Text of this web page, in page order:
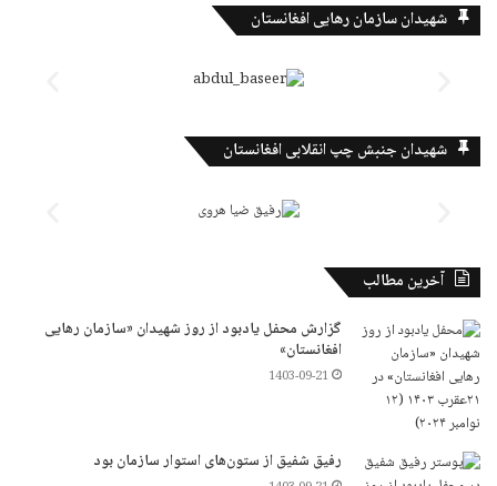
شهیدان سازمان رهایی افغانستان
شهیدان جنبش چپ انقلابی افغانستان
آخرین مطالب
گزارش محفل یادبود از روز شهیدان «سازمان رهایی
افغانستان»
1403-09-21
رفیق شفیق از ستون‌های استوار سازمان بود